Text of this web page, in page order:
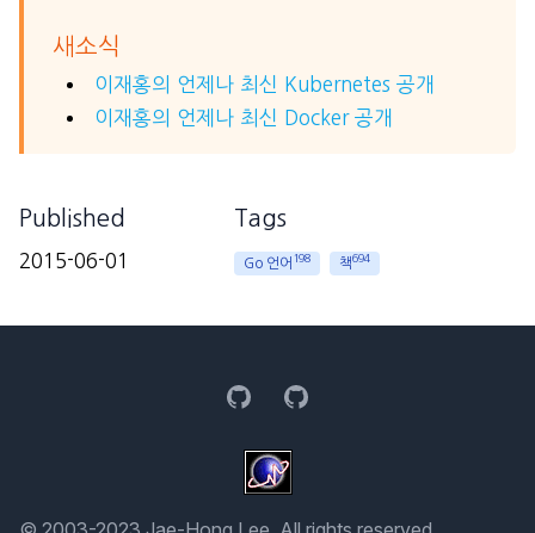
새소식
이재홍의 언제나 최신 Kubernetes 공개
이재홍의 언제나 최신 Docker 공개
Published
2015-06-01
Tags
Go 언어 198 책694
GitHub GitHub